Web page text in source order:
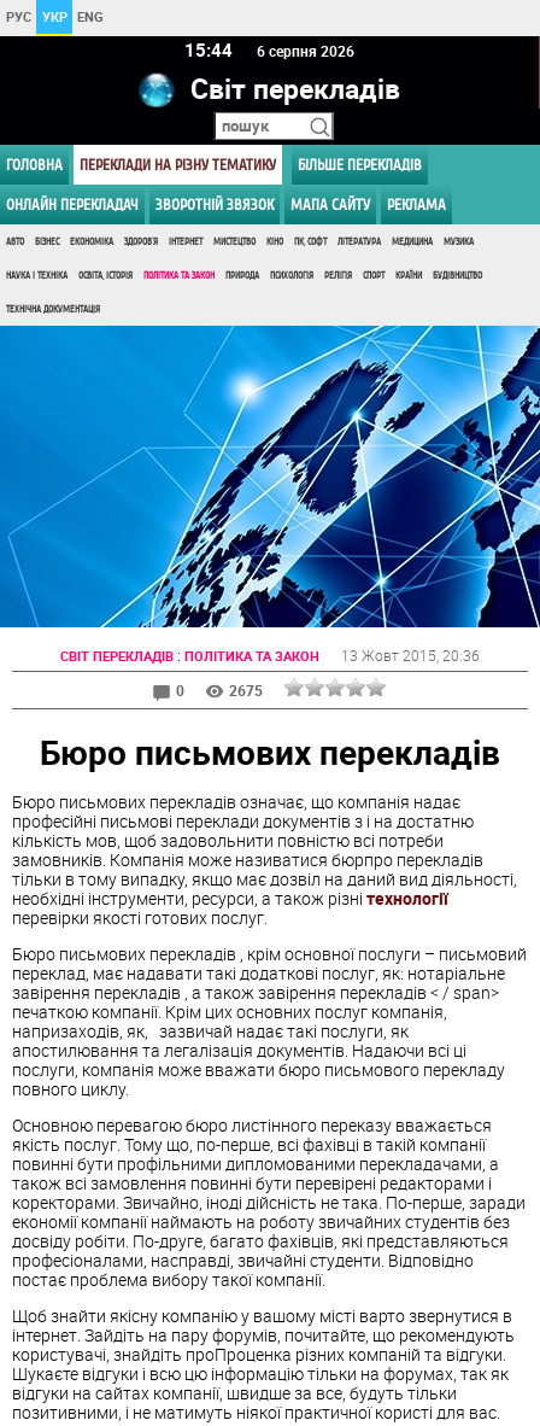
РУС УКР ENG
15:44 6 серпня 2026
Світ перекладів
ГОЛОВНА ПЕРЕКЛАДИ НА РІЗНУ ТЕМАТИКУ БІЛЬШЕ ПЕРЕКЛАДІВ
ОНЛАЙН ПЕРЕКЛАДАЧ ЗВОРОТНІЙ ЗВЯЗОК МАПА САЙТУ РЕКЛАМА
АВТО БІЗНЕС ЕКОНОМІКА ЗДОРОВ'Я ІНТЕРНЕТ МИСТЕЦТВО КІНО ПК, СОФТ ЛІТЕРАТУРА МЕДИЦИНА МУЗИКА
НАУКА І ТЕХНІКА ОСВІТА, ІСТОРІЯ ПОЛІТИКА ТА ЗАКОН ПРИРОДА ПСИХОЛОГІЯ РЕЛІГІЯ СПОРТ КРАЇНИ БУДІВНИЦТВО
ТЕХНІЧНА ДОКУМЕНТАЦІЯ
СВІТ ПЕРЕКЛАДІВ : ПОЛІТИКА ТА ЗАКОН 13 Жовт 2015 , 20:36
0
2675
Бюро письмових перекладів
Бюро письмових перекладів означає, що компанія надає
професійні письмові переклади документів з і на достатню
кількість мов, щоб задовольнити повністю всі потреби
замовників. Компанія може називатися бюрпро перекладів
тільки в тому випадку, якщо має дозвіл на даний вид діяльності,
необхідні інструменти, ресурси, а також різні технології
перевірки якості готових послуг.
Бюро письмових перекладів , крім основної послуги – письмовий
переклад, має надавати такі додаткові послуг, як: нотаріальне
завірення перекладів , а також завірення перекладів < / span>
печаткою компанії. Крім цих основних послуг компанія,
напризаходів, як, зазвичай надає такі послуги, як
апостилювання та легалізація документів. Надаючи всі ці
послуги, компанія може вважати бюро письмового перекладу
повного циклу.
Основною перевагоюбюролистінного переказу вважається
якість послуг. Тому що, по-перше, всі фахівці в такій компанії
повинні бути профільними дипломованими перекладачами, а
також всі замовлення повинні бути перевірені редакторами і
коректорами. Звичайно, іноді дійсність не така. По-перше, заради
економії компанії наймають на роботу звичайних студентів без
досвіду робіти. По-друге, багато фахівців, які представляються
професіоналами, насправді, звичайні студенти. Відповідно
постає проблема вибору такої компанії.
Щоб знайти якісну компанію у вашому місті варто звернутися в
інтернет. Зайдіть на пару форумів, почитайте, що рекомендують
користувачі, знайдіть проПроценка різних компаній та відгуки.
Шукаєте відгуки і всю цю інформацію тільки на форумах, так як
відгуки на сайтах компанії, швидше за все, будуть тільки
позитивними, і не матимуть ніякої практичної користі для вас.